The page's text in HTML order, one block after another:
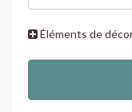
Éléments de